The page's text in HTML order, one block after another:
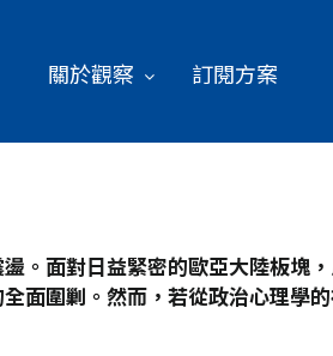
關於觀察 訂閱方案
。面對日益緊密的歐亞大陸板塊
面圍剿。然而，若從政治心理學